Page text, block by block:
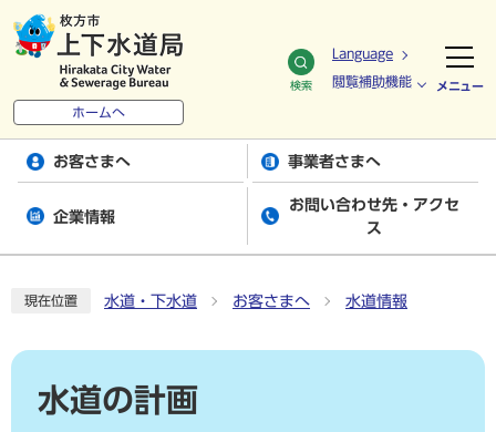
ホームへ
検索
Language
閲覧補助機能 メニュー
お客さまへ 事業者さまへ
企業情報
お問い合わせ先・アクセ
ス
現在位置 水道・下水道 お客さまへ 水道情報
水道の計画